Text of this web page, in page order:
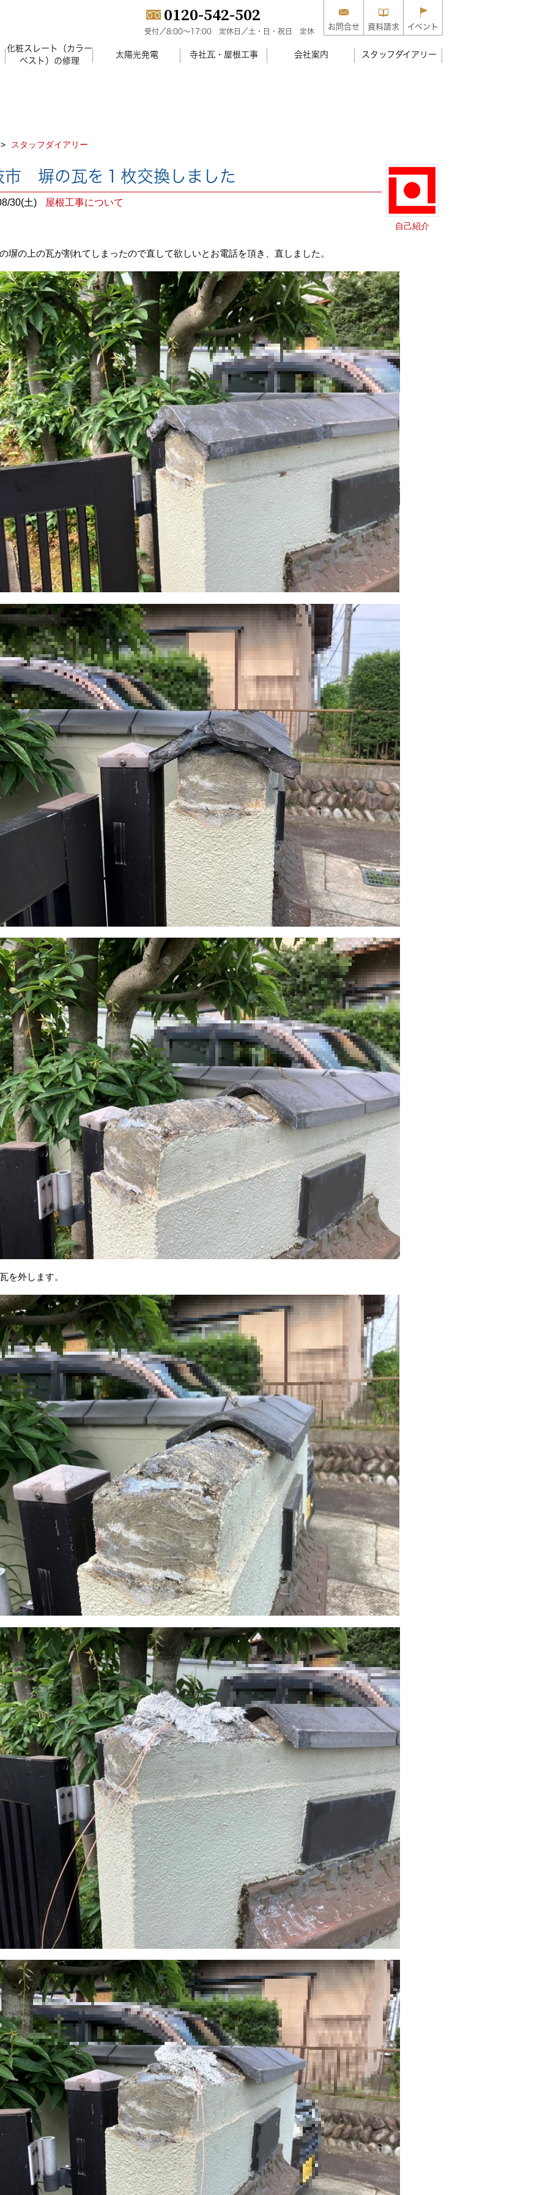
0120-542-502
受付／8:00～17:00 定休日／土・日・祝日 定休
お問合せ 資料請求 イベント
化粧スレート（カラー
ベスト）の修理
太陽光発電 寺社瓦・屋根工事 会社案内 スタッフダイアリー
スタッフダイアリー
市 塀の瓦を１枚交換しました
自己紹介
30(土) 屋根工事について
塀の上の瓦が割れてしまったので直して欲しいとお電話を頂き、直しました。
を外します。